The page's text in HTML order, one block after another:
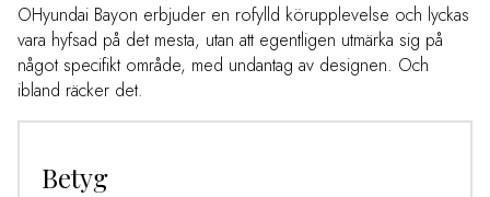
OHyundai Bayon erbjuder en rofylld körupplevelse och lyckas
vara hyfsad på det mesta, utan att egentligen utmärka sig på
något specifikt område, med undantag av designen. Och
ibland räcker det.
Betyg